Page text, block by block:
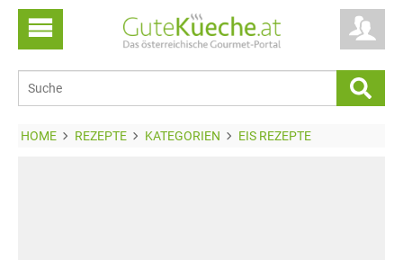
HOME REZEPTE KATEGORIEN EIS REZEPTE